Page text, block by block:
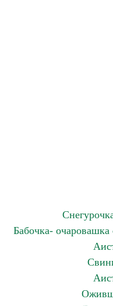
Бабочка- очаровашка